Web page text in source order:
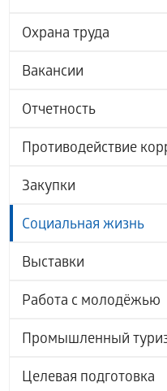
Охрана труда
Вакансии
Отчетность
Противодействие
Закупки
Социальная жизнь
Выставки
Работа с молодёжью
Промышленный
Целевая подготовка